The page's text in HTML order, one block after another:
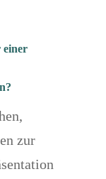
einer
zur